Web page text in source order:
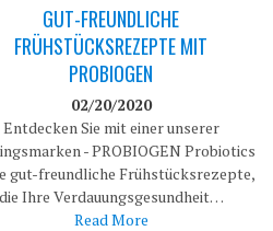
GUT-FREUNDLICHE
FRÜHSTÜCKSREZEPTE MIT
PROBIOGEN
02/20/2020
Entdecken Sie mit einer unserer
- PROBIOGEN Probiotics
gut-freundliche Frühstücksrezepte,
die Ihre Verdauungsgesundheit…
Read More